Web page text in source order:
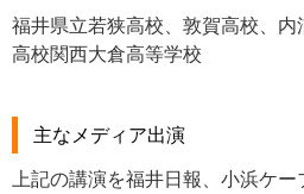
福井県立若狭高校、敦賀高校、
高校関西大倉高等学校
主なメディア出演
上記の講演を福井日報、小浜ケ